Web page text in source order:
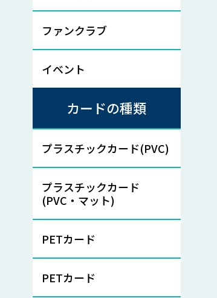
ファンクラブ
イベント
カードの種類
プラスチックカード(PVC)
プラスチックカード
(PVC・マット)
PETカード
PETカード